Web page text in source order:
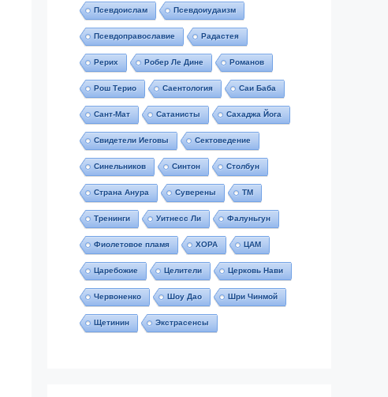
Псевдоислам Псевдоиудаизм
Псевдоправославие Радастея
Рерих Робер Ле Дине Романов
Рош Терио Саентология Саи Баба
Сант-Мат Сатанисты Сахаджа Йога
Свидетели Иеговы Сектоведение
Синельников Синтон Столбун
Страна Анура Суверены ТМ
Тренинги Уитнесс Ли Фалуньгун
Фиолетовое пламя ХОРА ЦАМ
Царебожие Целители Церковь Нави
Червоненко Шоу Дао Шри Чинмой
Щетинин Экстрасенсы